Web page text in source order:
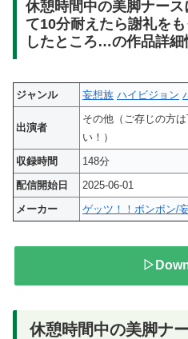
休憩時間中の美脚ナー
て10分耐えたら謝礼を
したところ…の作品詳細
ジャンル 妄想族 ハイビジョン
出演者
その他（ご存じの方
い！）
収録時間
148分
配信開始日
2025-06-01
メーカー
ゲッツ！！ボンボン/
休憩時間中の美脚ナ